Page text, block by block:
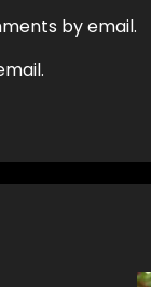
by email.